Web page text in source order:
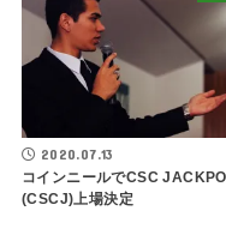
2020.07.13
コインニールでCSC
(CSCJ)上場決定